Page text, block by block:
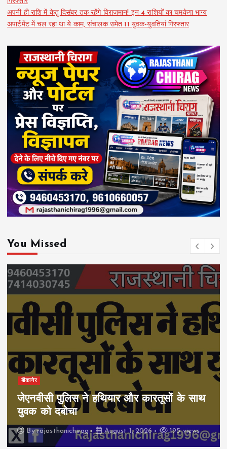
अपनी ही राशि में केतु दिसंबर तक रहेंगे विराजमान! इन 4 राशियों का चमकेगा भाग्य
अपार्टमेंट में चल रहा था ये काम, संचालक समेत 11 युवक-युवतियां गिरफ्तार
You Missed
बीकानेर
जेएनवीसी पुलिस ने हथियार और कारतूसों के साथ
युवक को दबोचा
Byrajasthanichirag August 1, 2026 195 views